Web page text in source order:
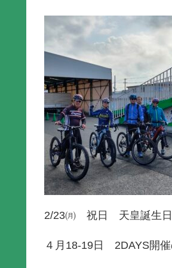
2/23㈪ 祝日 天皇誕生日
４月18-19日 2DAYS開催